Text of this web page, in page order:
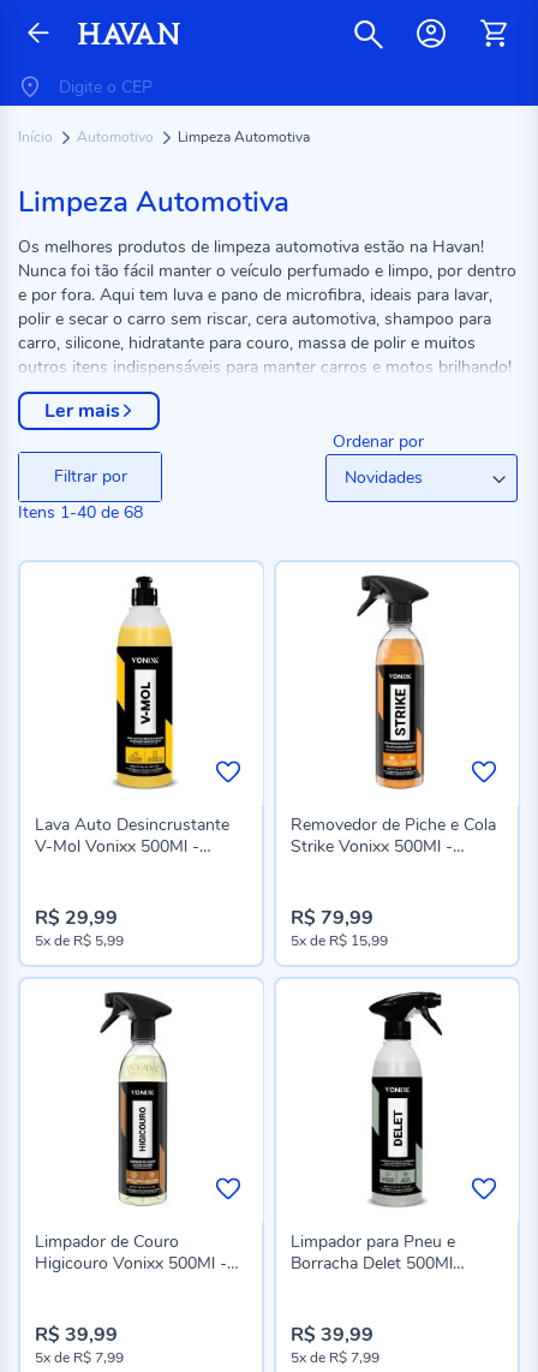
Início Automotivo Limpeza Automotiva
Limpeza Automotiva
Os melhores produtos de limpeza automotiva estão na Havan!
Nunca foi tão fácil manter o veículo perfumado e limpo, por dentro
e por fora. Aqui tem luva e pano de microfibra, ideais para lavar,
polir e secar o carro sem riscar, cera automotiva, shampoo para
carro, silicone, hidratante para couro, massa de polir e muitos
outros itens indispensáveis para manter carros e motos brilhando!
Adquira esses produtos individualmente ou em kit limpeza
automotiva e economize na hora da compra. Confira aqui os
produtos disponíveis no site, no aplicativo e lojas físicas Havan.
Ler mais
Itens 1-40 de 68
Filtrar por
Ordenar por
Lava Auto Desincrustante
V-Mol Vonixx 500Ml -
R$ 29,99
5xde R$ 5,99
Removedor de Piche e Cola
Strike Vonixx 500Ml -
R$ 79,99
5xde R$ 15,99
Limpador de Couro
Higicouro Vonixx 500Ml -
R$ 39,99
5xde R$ 7,99
Limpador para Pneu e
Borracha Delet 500Ml
R$ 39,99
5xde R$ 7,99